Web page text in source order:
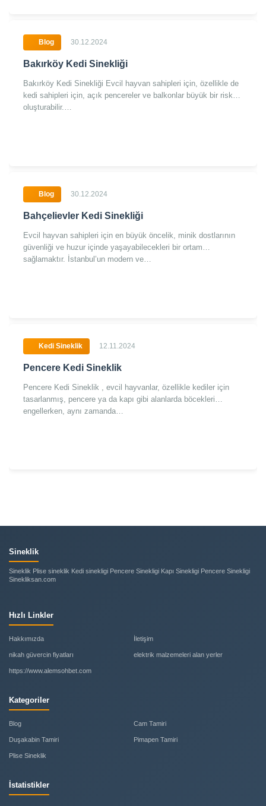
Blog 30.12.2024
Bakırköy Kedi Sinekliği
Bakırköy Kedi Sinekliği Evcil hayvan sahipleri için, özellikle de
kedi sahipleri için, açık pencereler ve balkonlar büyük bir risk
oluşturabilir.…
Blog 30.12.2024
Bahçelievler Kedi Sinekliği
Evcil hayvan sahipleri için en büyük öncelik, minik dostlarının
güvenliği ve huzur içinde yaşayabilecekleri bir ortam
sağlamaktır. İstanbul’un modern ve…
Kedi Sineklik 12.11.2024
Pencere Kedi Sineklik
Pencere Kedi Sineklik , evcil hayvanlar, özellikle kediler için
tasarlanmış, pencere ya da kapı gibi alanlarda böcekleri
engellerken, aynı zamanda…
Sineklik
Sineklik Plise sineklik Kedi sinekligi Pencere Sinekligi Kapı Sinekligi Pencere Sinekligi
Sinekliksan.com
Hızlı Linkler
Hakkımızda İletişim
nikah güvercin fiyatları elektrik malzemeleri alan yerler
https://www.alemsohbet.com
Kategoriler
Blog Cam Tamiri
Duşakabin Tamiri Pimapen Tamiri
Plise Sineklik
İstatistikler